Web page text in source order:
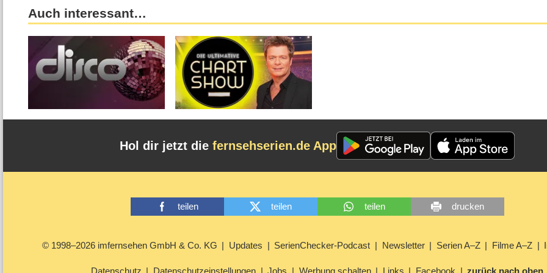
Auch interessant…
Hol dir jetzt die fernsehserien.de App
teilen teilen teilen drucken
© 1998–2026 imfernsehen GmbH & Co. KG Updates SerienChecker-Podcast Newsletter Serien A–Z Filme A–Z